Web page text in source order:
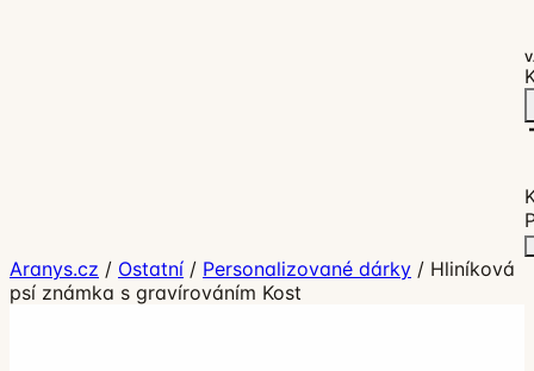
Aranys.cz / Ostatní / Personalizované dárky / Hliníková
psí známka s gravírováním Kost